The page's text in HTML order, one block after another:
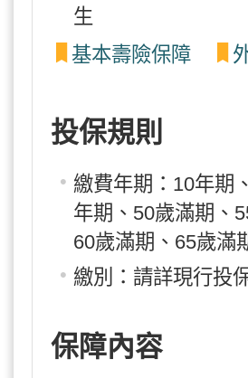
生
基本壽險保障
投保規則
繳費年期：10年期
年期、50歲滿期、
60歲滿期、65歲滿
繳別：請詳現行投
保障內容